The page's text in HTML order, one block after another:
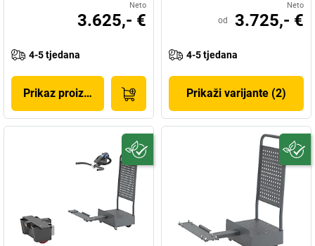
Neto
3.625,- €
4-5 tjedana
Prikaz proizvoda
Neto
od 3.725,- €
4-5 tjedana
Prikaži varijante (2)